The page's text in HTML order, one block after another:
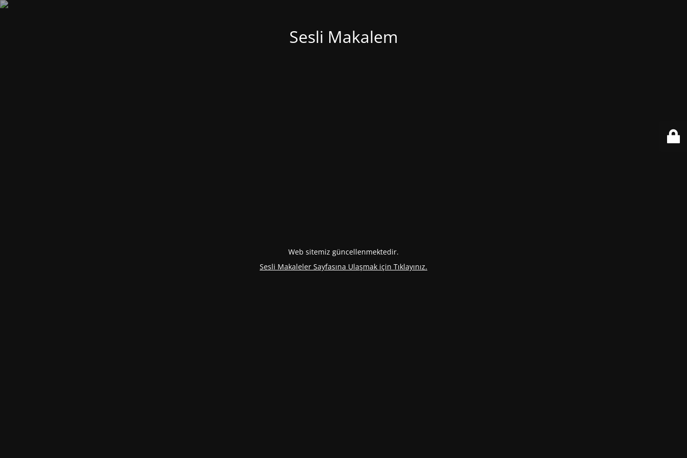
Sesli Makalem
Web sitemiz güncellenmektedir.
Sesli Makaleler Sayfasına Ulaşmak için Tıklayınız.